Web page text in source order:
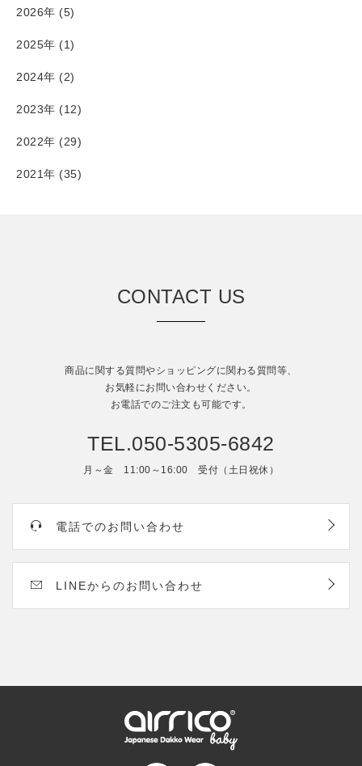
2026年 (5)
2025年 (1)
2024年 (2)
2023年 (12)
2022年 (29)
2021年 (35)
CONTACT US
商品に関する質問やショッピングに関わる質問等、
お気軽にお問い合わせください。
お電話でのご注文も可能です。
TEL.050-5305-6842
月～金 11:00～16:00 受付（土日祝休）
電話でのお問い合わせ
LINEからのお問い合わせ